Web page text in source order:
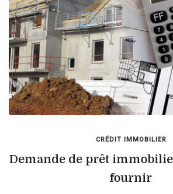
CRÉDIT IMMOBILIER
Demande de prêt
fournir